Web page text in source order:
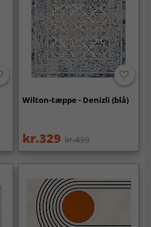
Wilton-tæppe - Denizli (blå)
kr.329 kr.439